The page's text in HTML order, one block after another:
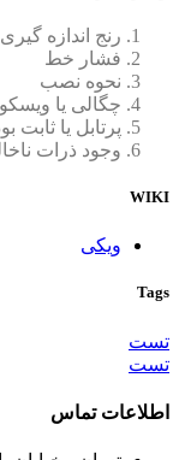
رنج اندازه
فشار خط
نحوه نصب
چگالی یا
پرتابل یا ثابت
وجود ذرات
WIKI
ویکی
Tags
تست
تست
اطلاعات تماس